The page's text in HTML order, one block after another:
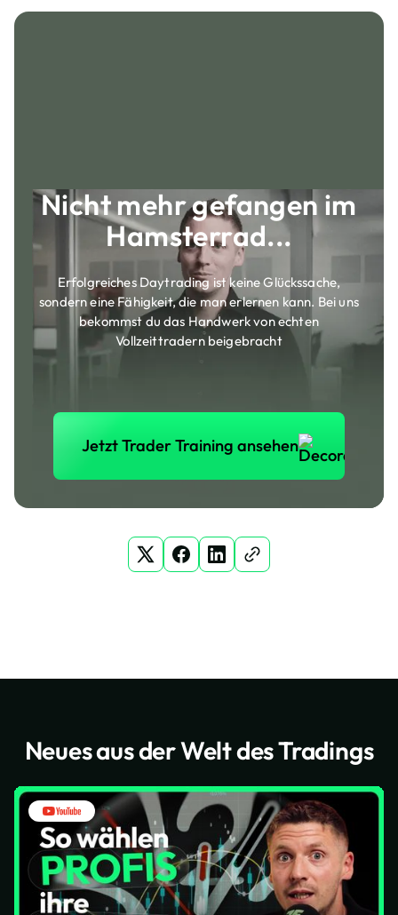
Nicht mehr gefangen im
Hamsterrad...
Erfolgreiches Daytrading ist keine Glückssache,
sondern eine Fähigkeit, die man erlernen kann. Bei uns
bekommst du das Handwerk von echten
Vollzeittradern beigebracht
Jetzt Trader Training ansehen
Jetzt Trader Training
Neues aus der Welt des Tradings